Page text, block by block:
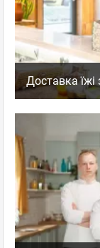
Доставка їжі